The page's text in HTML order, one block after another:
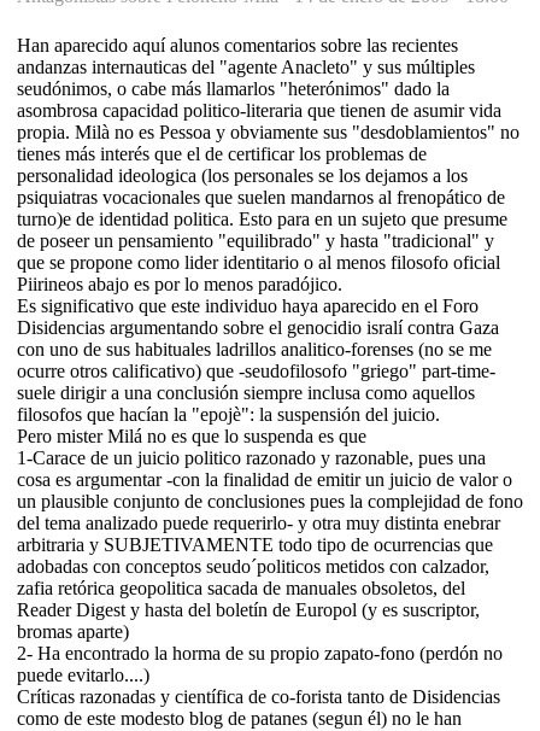
Han aparecido aquí alunos comentarios sobre las recientes
andanzas internauticas del "agente Anacleto" y sus múltiples
seudónimos, o cabe más llamarlos "heterónimos" dado la
asombrosa capacidad politico-literaria que tienen de asumir vida
propia. Milà no es Pessoa y obviamente sus "desdoblamientos" no
tienes más interés que el de certificar los problemas de
personalidad ideologica (los personales se los dejamos a los
psiquiatras vocacionales que suelen mandarnos al frenopático de
turno)e de identidad politica. Esto para en un sujeto que presume
de poseer un pensamiento "equilibrado" y hasta "tradicional" y
que se propone como lider identitario o al menos filosofo oficial
Piirineos abajo es por lo menos paradójico.
Es significativo que este individuo haya aparecido en el Foro
Disidencias argumentando sobre el genocidio isralí contra Gaza
con uno de sus habituales ladrillos analitico-forenses (no se me
ocurre otros calificativo) que -seudofilosofo "griego" part-time-
suele dirigir a una conclusión siempre inclusa como aquellos
filosofos que hacían la "epojè": la suspensión del juicio.
Pero mister Milá no es que lo suspenda es que
1-Carace de un juicio politico razonado y razonable, pues una
cosa es argumentar -con la finalidad de emitir un juicio de valor o
un plausible conjunto de conclusiones pues la complejidad de fono
del tema analizado puede requerirlo- y otra muy distinta enebrar
arbitraria y SUBJETIVAMENTE todo tipo de ocurrencias que
adobadas con conceptos seudo´politicos metidos con calzador,
zafia retórica geopolitica sacada de manuales obsoletos, del
Reader Digest y hasta del boletín de Europol (y es suscriptor,
bromas aparte)
2- Ha encontrado la horma de su propio zapato-fono (perdón no
puede evitarlo....)
Críticas razonadas y científica de co-forista tanto de Disidencias
como de este modesto blog de patanes (segun él) no le han